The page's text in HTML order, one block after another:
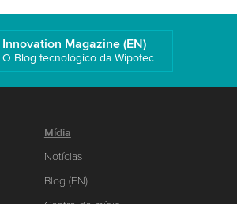
Innovation Magazine (EN)
O Blog tecnológico da Wipotec
Mídia
Notícias
Blog (EN)